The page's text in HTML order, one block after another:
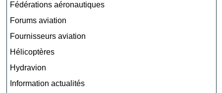
Fédérations aéronautiques
Forums aviation
Fournisseurs aviation
Hélicoptères
Hydravion
Information actualités